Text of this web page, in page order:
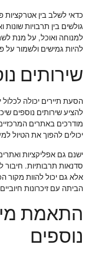
כדאי לשלב בין אטרקציות
גולשים בין תרבויות
למנוחה ואוכל, על מנת
להיות גמישים ולשמור על
שירותים
הסעת תיירים יכולה
להציע שירותים נוספים
מודרכים באתרים
יכולים להפוך את הטיול
ישנם גם אפליקציות ואתרים
סדנאות תרבותיות. חיבור
אלא גם יכול להוות מקור
הביתה עם זיכרונות
התאמת
נוספים